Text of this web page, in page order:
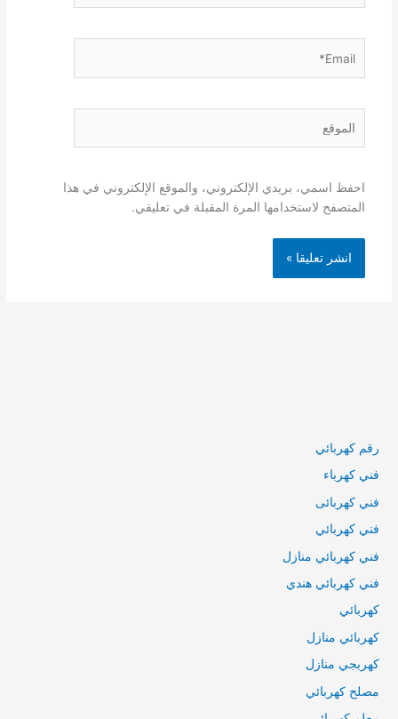
احفظ اسمي، بريدي الإلكتروني، والموقع الإلكتروني في هذا
المتصفح لاستخدامها المرة المقبلة في تعليقي.
رقم كهربائي
فني كهرباء
فني كهربائى
فني كهربائي
فني كهربائي منازل
فني كهربائي هندي
كهربائي
كهربائي منازل
كهربجي منازل
مصلح كهربائي